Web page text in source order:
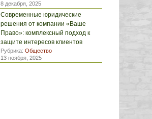
8 декабря, 2025
Современные юридические
решения от компании «Ваше
Право»: комплексный подход к
защите интересов клиентов
Рубрика: Общество
13 ноября, 2025